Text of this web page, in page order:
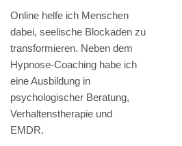
Online helfe ich Menschen
dabei, seelische Blockaden zu
transformieren. Neben dem
Hypnose-Coaching habe ich
eine Ausbildung in
psychologischer Beratung,
Verhaltenstherapie und
EMDR.